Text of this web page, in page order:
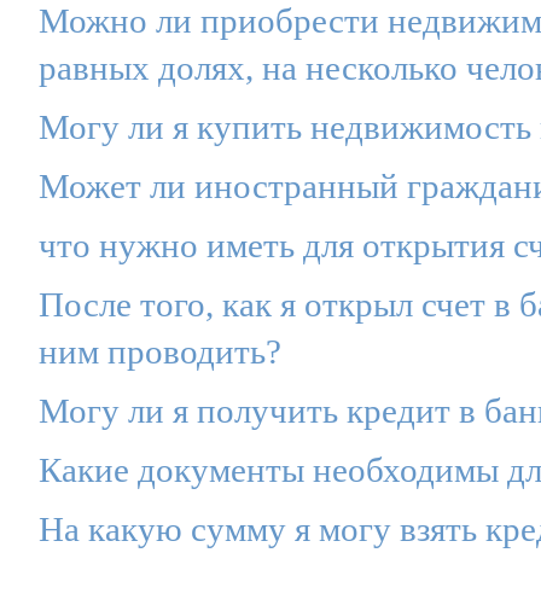
Можно ли приобрести
равных долях, на несколько
Могу ли я купить
Может ли иностранный
что нужно иметь для открытия
После того, как я открыл счет в
ним проводить?
Могу ли я получить кредит в
Какие документы необходимы
На какую сумму я могу взять